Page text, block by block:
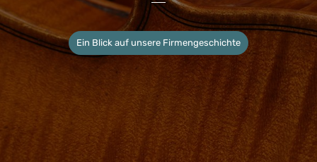
Ein Blick auf unsere Firmengeschichte